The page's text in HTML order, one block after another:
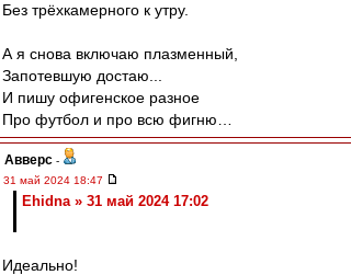
Без трёхкамерного к утру.
А я снова включаю плазменный,
Запотевшую достаю...
И пишу офигенское разное
Про футбол и про всю фигню…
Авверс -
31 май 2024 18:47
Ehidna » 31 май 2024 17:02
Идеально!